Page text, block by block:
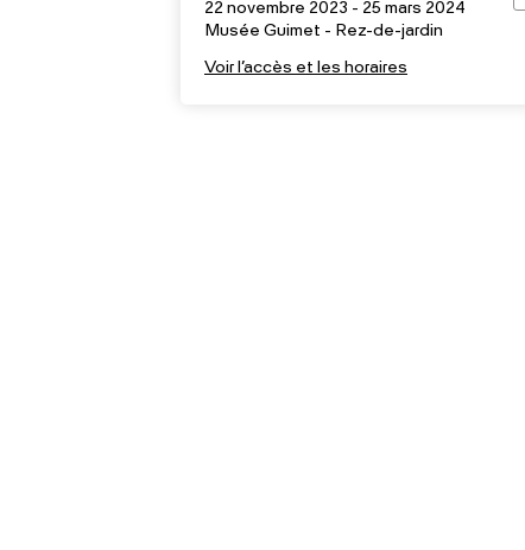
22 novembre 2023 - 25 mars 2024
Musée Guimet - Rez-de-jardin
Voir l’accès et les horaires